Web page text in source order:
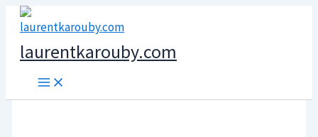
Aller
contenu
laurentkarouby.com